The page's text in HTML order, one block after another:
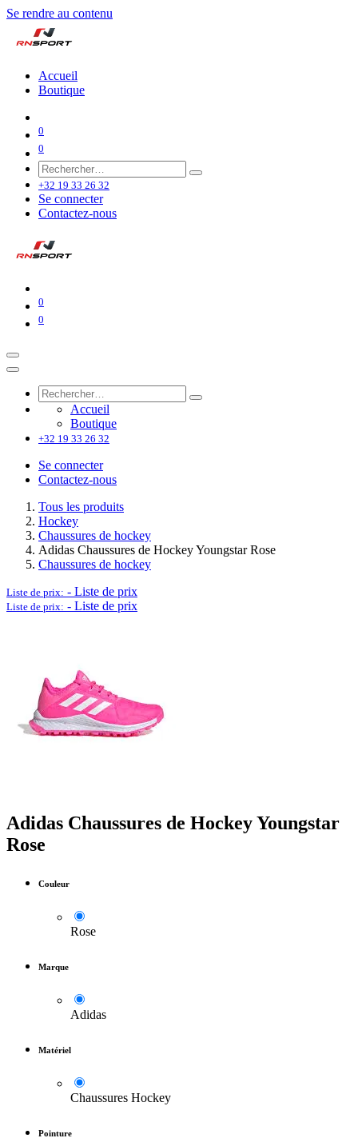
Se rendre au contenu
Accueil
Boutique
0
0
+32 19 33 26 32
Se connecter
Contactez-nous
0
0
Accueil
Boutique
+32 19 33 26 32
Se connecter
Contactez-nous
Tous les produits
Hockey
Chaussures de hockey
Adidas Chaussures de Hockey Youngstar Rose
Chaussures de hockey
Liste de prix: - Liste de prix
Liste de prix: - Liste de prix
Adidas Chaussures de Hockey Youngstar
Rose
Couleur
Rose
Marque
Adidas
Matériel
Chaussures Hockey
Pointure